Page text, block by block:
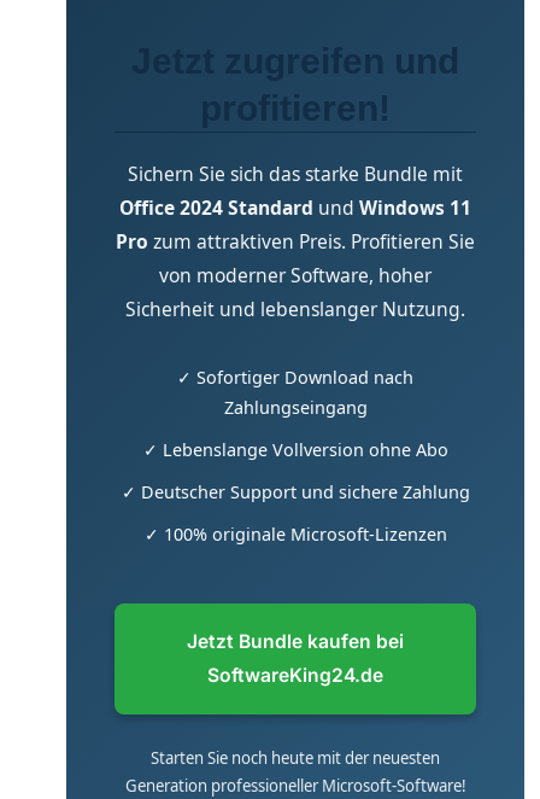
Jetzt zugreifen und
profitieren!
Sichern Sie sich das starke Bundle mit
Office 2024 Standard und Windows 11
Pro zum attraktiven Preis. Profitieren Sie
von moderner Software, hoher
Sicherheit und lebenslanger Nutzung.
✓ Sofortiger Download nach
Zahlungseingang
✓ Lebenslange Vollversion ohne Abo
✓ Deutscher Support und sichere Zahlung
✓ 100% originale Microsoft-Lizenzen
Jetzt Bundle kaufen bei
SoftwareKing24.de
Starten Sie noch heute mit der neuesten
Generation professioneller Microsoft-Software!